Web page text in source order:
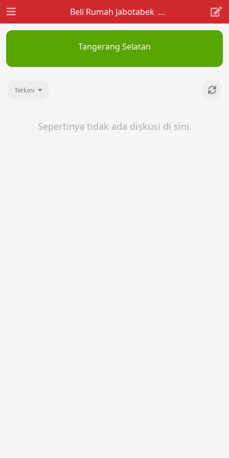
Tangerang Selatan
Beli Rumah Jabotabek
Terkini
Sepertinya tidak ada diskusi di sini.